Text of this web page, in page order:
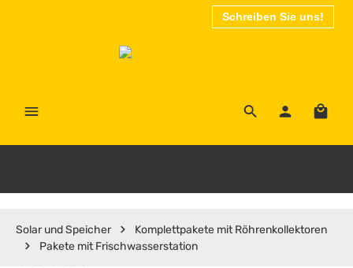
Schreiben Sie uns!
Solar und Speicher
Komplettpakete mit Röhrenkollektoren
Pakete mit Frischwasserstation